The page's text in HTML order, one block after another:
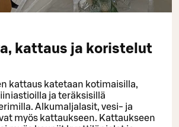
kattaus ja koristelut
kattaus katetaan kotimaisilla,
ja teräksisillä
Alkumaljalasit, vesi- ja
myös kattaukseen. Kattaukseen